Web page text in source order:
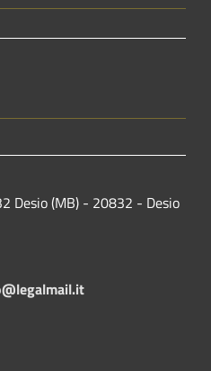
Desio (MB) - 20832 - Desio